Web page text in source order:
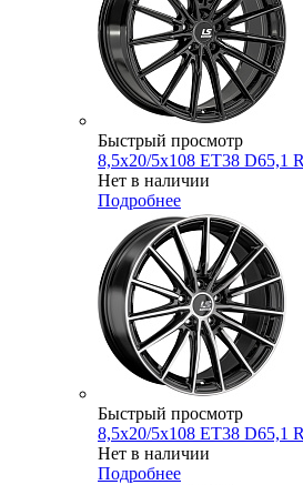
Быстрый просмотр
8,5x20/5x108 ET38 D65,1
Нет в наличии
Подробнее
Быстрый просмотр
8,5x20/5x108 ET38 D65,1
Нет в наличии
Подробнее